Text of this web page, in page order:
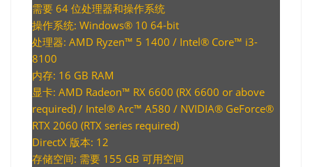
需要 64 位处理器和操作系统
操作系统: Windows® 10 64-bit
处理器: AMD Ryzen™ 5 1400 / Intel® Core™ i3-
8100
内存: 16 GB RAM
显卡: AMD Radeon™ RX 6600 (RX 6600 or above
required) / Intel® Arc™ A580 / NVIDIA® GeForce®
RTX 2060 (RTX series required)
DirectX 版本: 12
存储空间: 需要 155 GB 可用空间